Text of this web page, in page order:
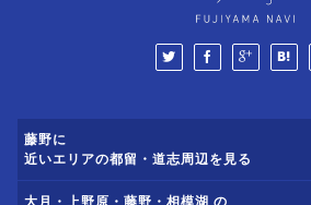
藤野に
近いエリアの都留・道志周辺を見る
大月・上野原・藤野・相模湖 の